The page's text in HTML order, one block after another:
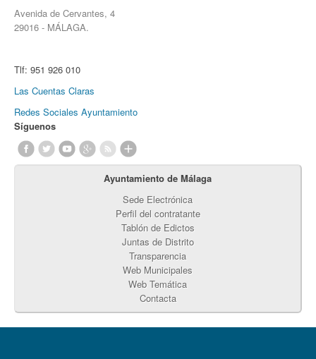
Avenida de Cervantes, 4
29016 - MÁLAGA.
Tlf: 951 926 010
Las Cuentas Claras
Redes Sociales Ayuntamiento
Síguenos
Ayuntamiento de Málaga
Sede Electrónica
Perfil del contratante
Tablón de Edictos
Juntas de Distrito
Transparencia
Web Municipales
Web Temática
Contacta